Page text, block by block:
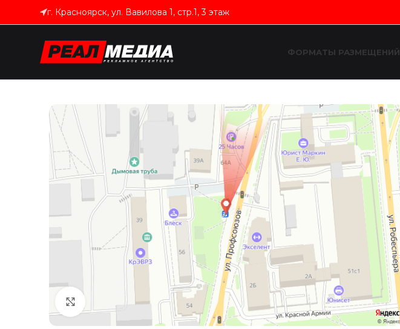
г. Красноярск, ул. Вавилова 1, стр.1, 3 этаж
ФОРМАТЫ РАЗМЕЩЕНИЙ
Увеличить